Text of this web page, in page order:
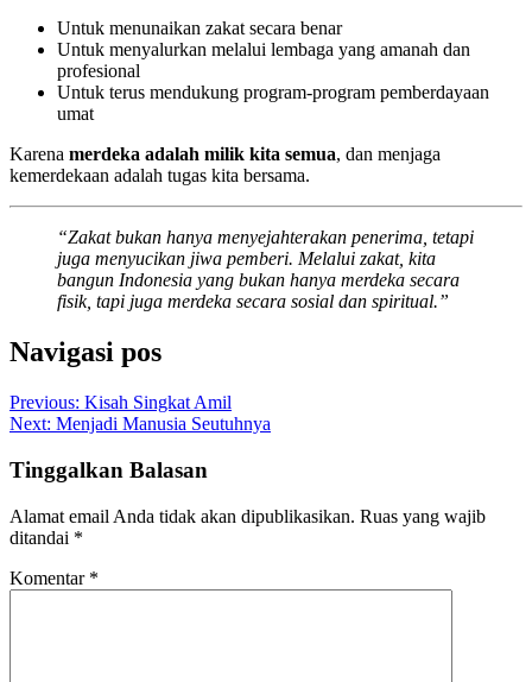
Untuk menunaikan zakat secara benar
Untuk menyalurkan melalui lembaga yang amanah dan
profesional
Untuk terus mendukung program-program pemberdayaan
umat
Karena merdeka adalah milik kita semua, dan menjaga
kemerdekaan adalah tugas kita bersama.
“Zakat bukan hanya menyejahterakan penerima, tetapi
juga menyucikan jiwa pemberi. Melalui zakat, kita
bangun Indonesia yang bukan hanya merdeka secara
fisik, tapi juga merdeka secara sosial dan spiritual.”
Navigasi pos
Previous: Kisah Singkat Amil
Next: Menjadi Manusia Seutuhnya
Tinggalkan Balasan
Alamat email Anda tidak akan dipublikasikan. Ruas yang wajib
ditandai *
Komentar *